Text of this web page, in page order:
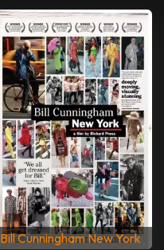
Bill Cunningham New York